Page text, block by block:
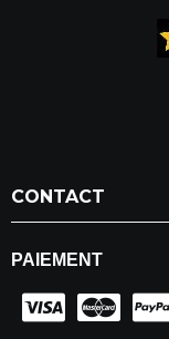
CONTACT
PAIEMENT